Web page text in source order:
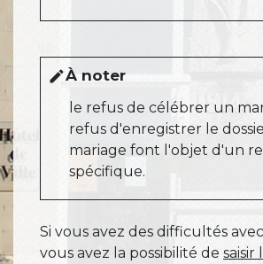
editÀ noter
le refus de célébrer un
refus d'enregistrer le
mariage font l'objet d'un
spécifique.
Si vous avez des difficultés
vous avez la possibilité de saisir